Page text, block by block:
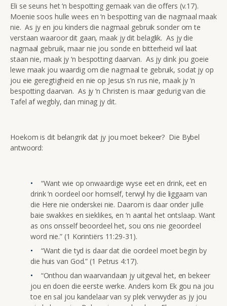
Eli se seuns het ‘n bespotting gemaak van die offers (v.17).
Moenie soos hulle wees en ‘n bespotting van die nagmaal maak
nie. As jy en jou kinders die nagmaal gebruik sonder om te
verstaan waaroor dit gaan, maak jy dit belaglik. As jy die
nagmaal gebruik, maar nie jou sonde en bitterheid wil laat
staan nie, maak jy ‘n bespotting daarvan. As jy dink jou goeie
lewe maak jou waardig om die nagmaal te gebruik, sodat jy op
jou eie geregtigheid en nie op Jesus s’n rus nie, maak jy ‘n
bespotting daarvan. As jy ‘n Christen is maar gedurig van die
Tafel af wegbly, dan minag jy dit.
Hoekom is dit belangrik dat jy jou moet bekeer? Die Bybel
antwoord:
“Want wie op onwaardige wyse eet en drink, eet en
drink ‘n oordeel oor homself, terwyl hy die liggaam van
die Here nie onderskei nie. Daarom is daar onder julle
baie swakkes en sieklikes, en ‘n aantal het ontslaap. Want
as ons onsself beoordeel het, sou ons nie geoordeel
word nie.” (1 Korintiërs 11:29-31).
“Want die tyd is daar dat die oordeel moet begin by
die huis van God.” (1 Petrus 4:17).
“Onthou dan waarvandaan jy uitgeval het, en bekeer
jou en doen die eerste werke. Anders kom Ek gou na jou
toe en sal jou kandelaar van sy plek verwyder as jy jou